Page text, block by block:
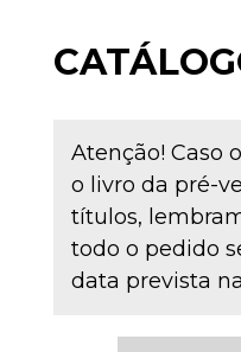
Atenção! Caso
o livro da pré-
títulos,
todo o pedido
data prevista